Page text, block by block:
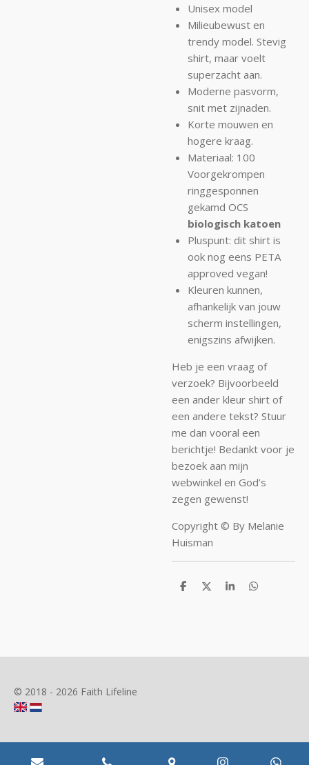
Unisex model
Milieubewust en
trendy model. Stevig
shirt, maar voelt
superzacht aan.
Moderne pasvorm,
snit met zijnaden.
Korte mouwen en
hogere kraag.
Materiaal: 100
Voorgekrompen
ringgesponnen
gekamd OCS
biologisch katoen
Pluspunt: dit shirt is
ook nog eens PETA
approved vegan!
Kleuren kunnen,
afhankelijk van jouw
scherm instellingen,
enigszins afwijken.
Heb je een vraag of
verzoek? Bijvoorbeeld
een ander kleur shirt of
een andere tekst? Stuur
me dan vooral een
berichtje! Bedankt voor je
bezoek aan mijn
webwinkel en God’s
zegen gewenst!
Copyright © By Melanie
Huisman
D
D
S
D
© 2018 - 2026 Faith Lifeline